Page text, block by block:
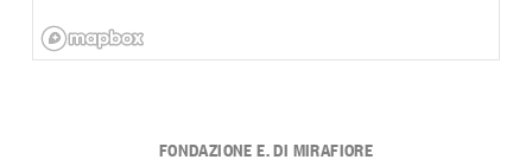
FONDAZIONE E. DI MIRAFIORE